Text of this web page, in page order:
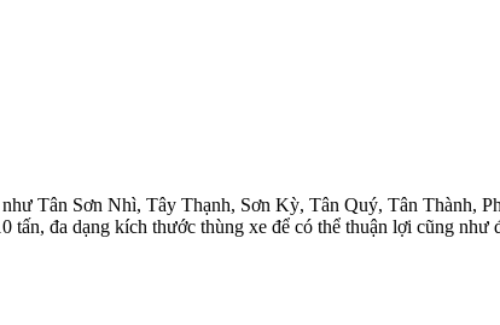
Tân Sơn Nhì, Tây Thạnh, Sơn Kỳ, Tân Quý, Tân Thành,
tấn, đa dạng kích thước thùng xe để có thể thuận lợi cũng